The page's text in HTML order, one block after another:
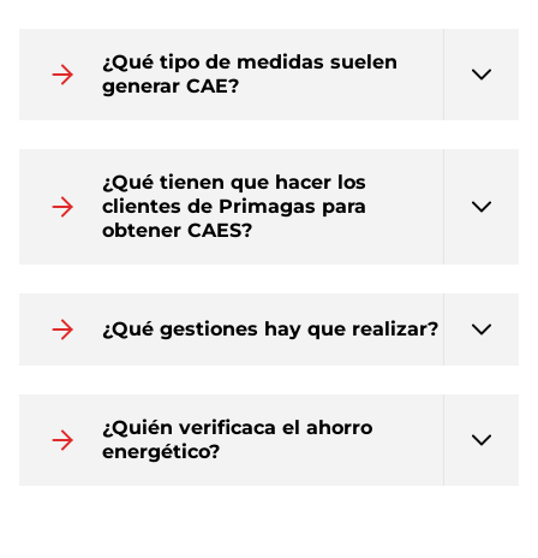
¿Qué tipo de medidas suelen
generar CAE?
¿Qué tienen que hacer los
clientes de Primagas para
obtener CAES?
¿Qué gestiones hay que realizar?
¿Quién verificaca el ahorro
energético?